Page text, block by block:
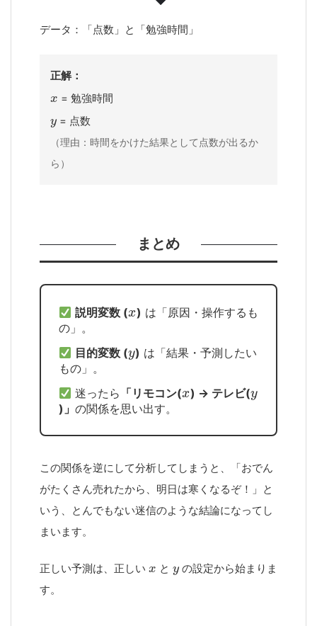
データ：「点数」と「勉強時間」
正解：
= 勉強時間
= 点数
（理由：時間をかけた結果として点数が出るか
ら）
まとめ
説明変数 ( ) は「原因・操作するも
の」。
目的変数 ( ) は「結果・予測したい
もの」。
迷ったら 「リモコン( ) → テレビ(
)」 の関係を思い出す。
この関係を逆にして分析してしまうと、「おでん
がたくさん売れたから、明日は寒くなるぞ！」と
いう、とんでもない迷信のような結論になってし
まいます。
正しい予測は、正しい と
の設定から始まりま
す。